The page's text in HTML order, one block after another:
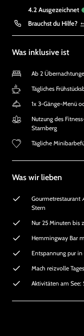
4.2 ausgezeichnet
Brauchst du Hilfe?
Was inklusive ist
Ab 2
Tägliches
1x 3-Gänge-Menü
Nutzung des
Starnberg
Tägliche
Was wir lieben
Gourmetrestaurant
Stern
Nur 25 Minuten bis
Hemmingway Bar
Entspannung pur
Mach reizvolle
Aktivitäten am See: